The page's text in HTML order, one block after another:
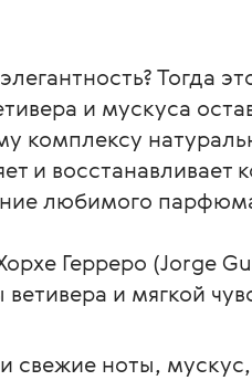
Тогда
и мускуса
комплексу
и восстанавливает
любимого
Герреро (Jorge
и мягкой
свежие ноты,